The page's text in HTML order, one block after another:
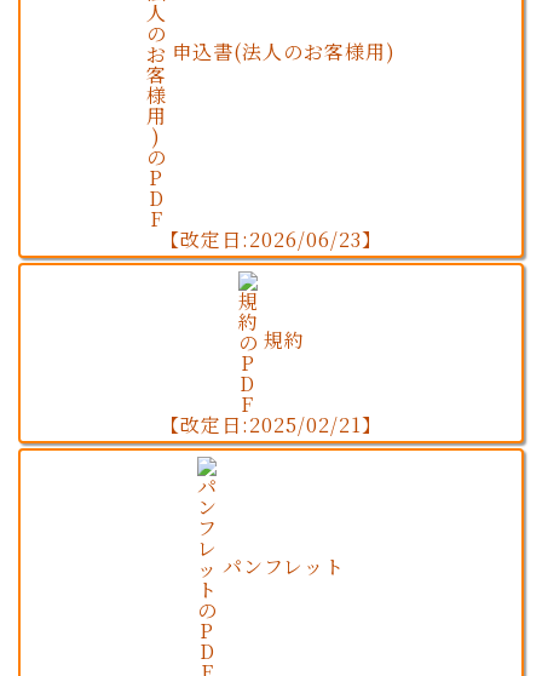
申込書(法人のお客様用)
【改定日:2026/06/23】
規約
【改定日:2025/02/21】
パンフレット